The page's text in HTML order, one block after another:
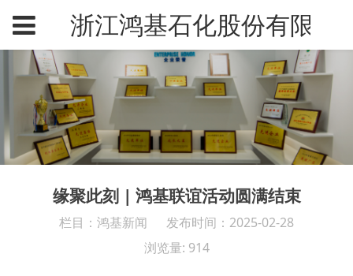
浙江鸿基石化股份有限公
缘聚此刻 | 鸿基联谊活动圆满结束
栏目：鸿基新闻
发布时间：2025-02-28
浏览量: 914